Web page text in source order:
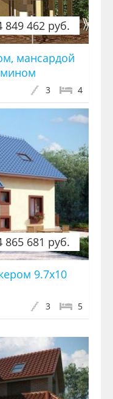
849 462 руб.
мансардой
4
3
865 681 руб.
9.7x10
5
3